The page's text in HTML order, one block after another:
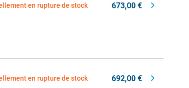
en rupture de stock 673,00 €
en rupture de stock 692,00 €